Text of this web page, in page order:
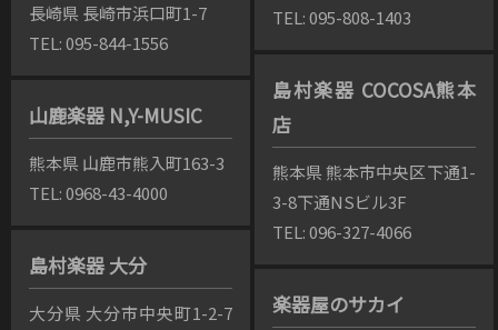
TEL: 095-808-1403
長崎県 長崎市浜口町1-7
TEL: 095-844-1556
島村楽器 COCOSA熊本
店
熊本県 熊本市中央区下通1-
3-8下通NSビル3F
TEL: 096-327-4066
山鹿楽器 N,Y-MUSIC
熊本県 山鹿市熊入町163-3
TEL: 0968-43-4000
島村楽器 大分
大分県 大分市中央町1-2-7
楽器屋のサカイ